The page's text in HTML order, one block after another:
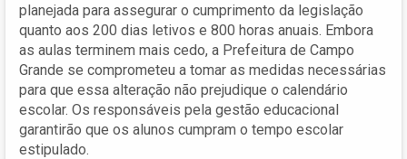
planejada para assegurar o cumprimento da legislação
quanto aos 200 dias letivos e 800 horas anuais. Embora
as aulas terminem mais cedo, a Prefeitura de Campo
Grande se comprometeu a tomar as medidas necessárias
para que essa alteração não prejudique o calendário
escolar. Os responsáveis pela gestão educacional
garantirão que os alunos cumpram o tempo escolar
estipulado.